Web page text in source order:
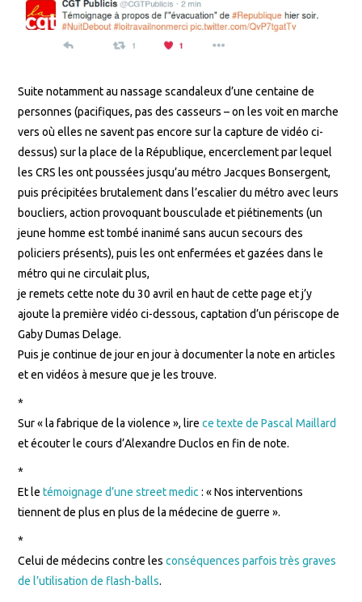
Suite notamment au nassage scandaleux d’une centaine de
personnes (pacifiques, pas des casseurs – on les voit en marche
vers où elles ne savent pas encore sur la capture de vidéo ci-
dessus) sur la place de la République, encerclement par lequel
les CRS les ont poussées jusqu’au métro Jacques Bonsergent,
puis précipitées brutalement dans l’escalier du métro avec leurs
boucliers, action provoquant bousculade et piétinements (un
jeune homme est tombé inanimé sans aucun secours des
policiers présents), puis les ont enfermées et gazées dans le
métro qui ne circulait plus,
je remets cette note du 30 avril en haut de cette page et j’y
ajoute la première vidéo ci-dessous, captation d’un périscope de
Gaby Dumas Delage.
Puis je continue de jour en jour à documenter la note en articles
et en vidéos à mesure que je les trouve.
*
Sur « la fabrique de la violence », lirece texte de Pascal Maillard
et écouter le cours d’Alexandre Duclos en fin de note.
*
Et letémoignage d’une street medic: « Nos interventions
tiennent de plus en plus de la médecine de guerre ».
*
Celui de médecins contre lesconséquences parfois très graves
de l’utilisation de flash-balls.